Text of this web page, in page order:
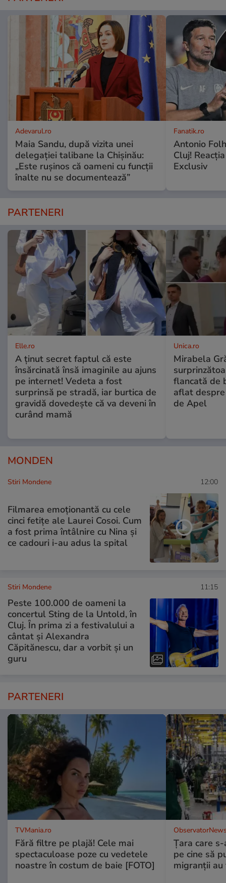
Adevarul.ro
Maia Sandu, după vizita unei
delegației talibane la Chișinău:
„Este rușinos că oameni cu funcții
înalte nu se documentează”
Fanatik.ro
Antonio
Cluj!
Exclusiv
PARTENERI
Elle.ro
A ținut secret faptul că este
însărcinată însă imaginile au ajuns
pe internet! Vedeta a fost
surprinsă pe stradă, iar burtica de
gravidă dovedește că va deveni în
curând mamă
Unica.ro
Mirabela
flancată de
aflat
de Apel
MONDEN
Stiri Mondene 12:00
Filmarea emoționantă cu cele
cinci fetițe ale Laurei Cosoi. Cum
a fost prima întâlnire cu Nina și
ce cadouri i-au adus la spital
Stiri Mondene 11:15
Peste 100.000 de oameni la
concertul Sting de la Untold, în
Cluj. În prima zi a festivalului a
cântat și Alexandra
Căpitănescu, dar a vorbit și un
guru
PARTENERI
TVMania.ro
Fără filtre pe plajă! Cele mai
spectaculoase poze cu vedetele
noastre în costum de baie [FOTO]
Ţara care
pe cine să
migranţii